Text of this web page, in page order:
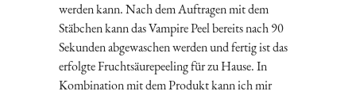
werden kann. Nach dem Auftragen mit dem
Stäbchen kann das Vampire Peel bereits nach 90
Sekunden abgewaschen werden und fertig ist das
erfolgte Fruchtsäurepeeling für zu Hause. In
Kombination mit dem Produkt kann ich mir